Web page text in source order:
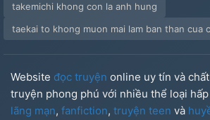
takemichi khong con la anh hung
taekai to khong muon mai lam ban than cua
Website đọc truyện online uy tín và
truyện phong phú với nhiều thể loại
lãng mạn, fanfiction, truyện teen và